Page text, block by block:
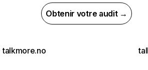
Obtenir votre audit →
talkmore.no